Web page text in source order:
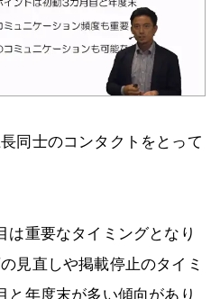
同士のコンタクトをとって
は重要なタイミングとなり
見直しや掲載停止のタイミ
と年度末が多い傾向があり